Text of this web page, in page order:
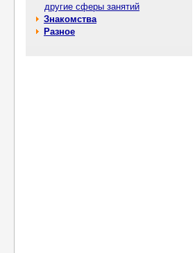
другие сферы занятий
Знакомства
Разное